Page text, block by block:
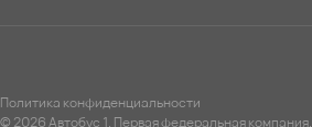
Политика конфиденциальности
© 2026 Автобус 1. Первая федеральная компания.